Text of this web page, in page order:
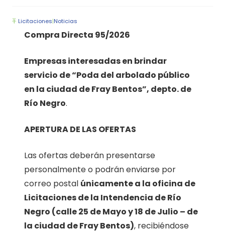
Licitaciones|Noticias
Compra Directa 95/2026
Empresas interesadas en brindar
servicio de “Poda del arbolado público
en la ciudad de Fray Bentos”, depto. de
Río Negro.
APERTURA DE LAS OFERTAS
Las ofertas deberán presentarse
personalmente o podrán enviarse por
correo postal únicamente a la oficina de
Licitaciones de la Intendencia de Río
Negro (calle 25 de Mayo y 18 de Julio – de
la ciudad de Fray Bentos), recibiéndose